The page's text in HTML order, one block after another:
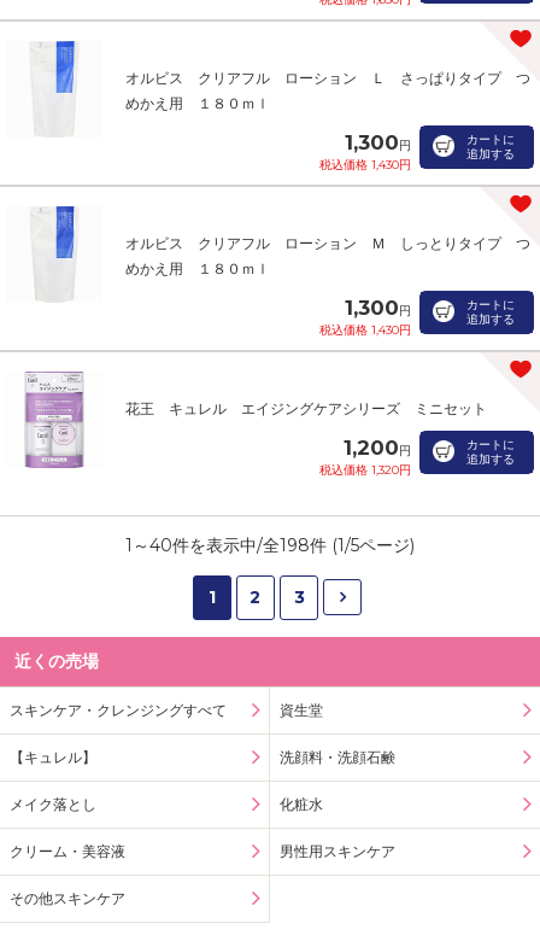
オルビス クリアフル ローション Ｌ さっぱりタイプ つ
めかえ用 １８０ｍｌ
1,300円
税込価格 1,430円
カートに
追加する
オルビス クリアフル ローション Ｍ しっとりタイプ つ
めかえ用 １８０ｍｌ
1,300円
税込価格 1,430円
カートに
追加する
花王 キュレル エイジングケアシリーズ ミニセット
1,200円
税込価格 1,320円
カートに
追加する
1 ～40件を表示中/全198件 (1/5ページ)
1 2 3
近くの売場
スキンケア・クレンジングすべて 資生堂
【キュレル】 洗顔料・洗顔石鹸
メイク落とし 化粧水
クリーム・美容液 男性用スキンケア
その他スキンケア